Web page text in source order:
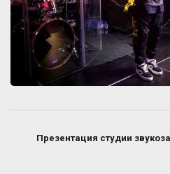
Презентация студии